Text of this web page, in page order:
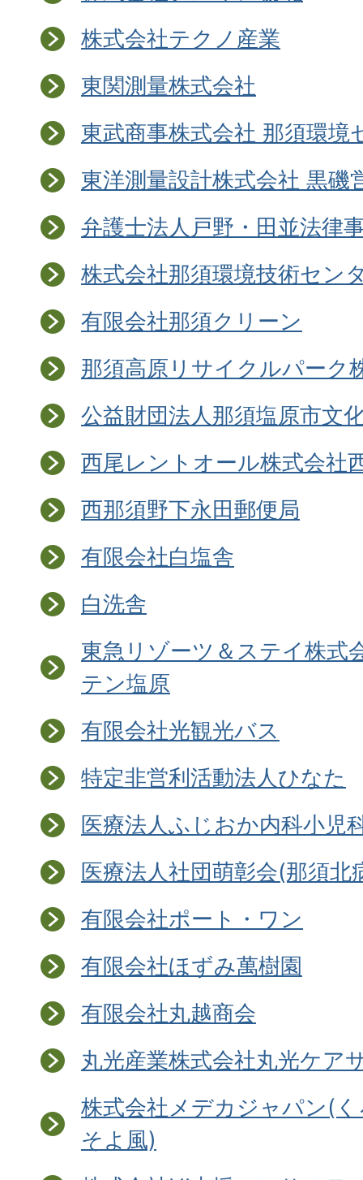
株式会社テクノ産業
東関測量株式会社
東武商事株式会社 那須環境
東洋測量設計株式会社 黒磯
弁護士法人戸野・田並法律
株式会社那須環境技術セン
有限会社那須クリーン
那須高原リサイクルパーク
公益財団法人那須塩原市文
西尾レントオール株式会社
西那須野下永田郵便局
有限会社白塩舎
白洗舎
東急リゾーツ＆ステイ株式
テン塩原
有限会社光観光バス
特定非営利活動法人ひなた
医療法人ふじおか内科小児
医療法人社団萌彰会(那須北
有限会社ポート・ワン
有限会社ほずみ萬樹園
有限会社丸越商会
丸光産業株式会社丸光ケア
株式会社メデカジャパン(
そよ風)